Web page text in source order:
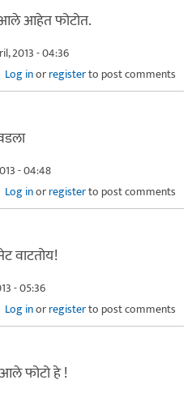
आहेत फोटोत.
2013 - 04:36
Log inorregisterto post comments
- 04:48
Log inorregisterto post comments
वाटतोय!
- 05:36
Log inorregisterto post comments
फोटो हे !